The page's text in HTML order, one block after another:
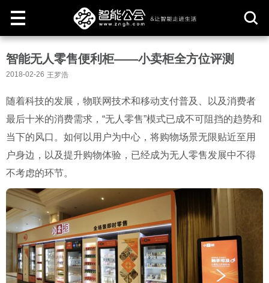
智能无人零售便利柜——小卖柜全方位评测
2018-02-26 王罗浩
随着科技的发展，物联网技术和移动支付普及、以及消费者
最后十米的消费需求，“无人零售”模式已成不可阻挡的趋势和
当下的风口。如何以用户为中心，将购物场景无限贴近至用
户身边，以及提升购物体验，已经成为无人零售发展中不得
不考虑的环节。